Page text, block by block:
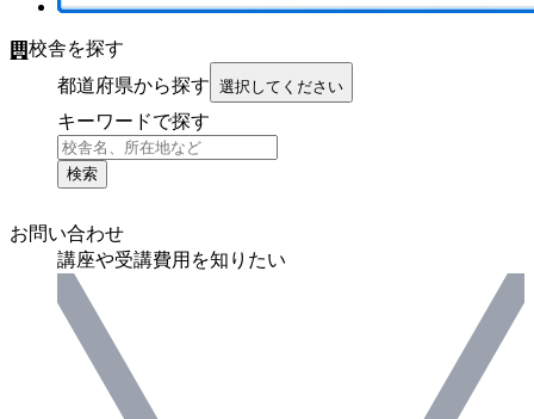
校舎を探す
都道府県から探す 選択してください
キーワードで探す
検索
お問い合わせ
講座や受講費用を知りたい